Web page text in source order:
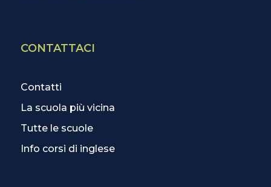
CONTATTACI
Contatti
La scuola più vicina
Tutte le scuole
Info corsi di inglese